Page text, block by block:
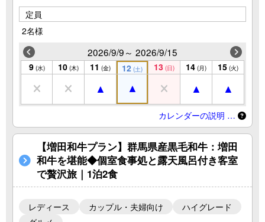
定員
2名様
2026/9/9～ 2026/9/15
9 (水) 10 (木) 11 (金) 12 (土) 13 (日) 14 (月) 15 (火)
カレンダーの説明 …
【増田和牛プラン】群馬県産黒毛和牛：増田
和牛を堪能◆個室食事処と露天風呂付き客室
で贅沢旅｜1泊2食
レディース カップル・夫婦向け
ハイグレード